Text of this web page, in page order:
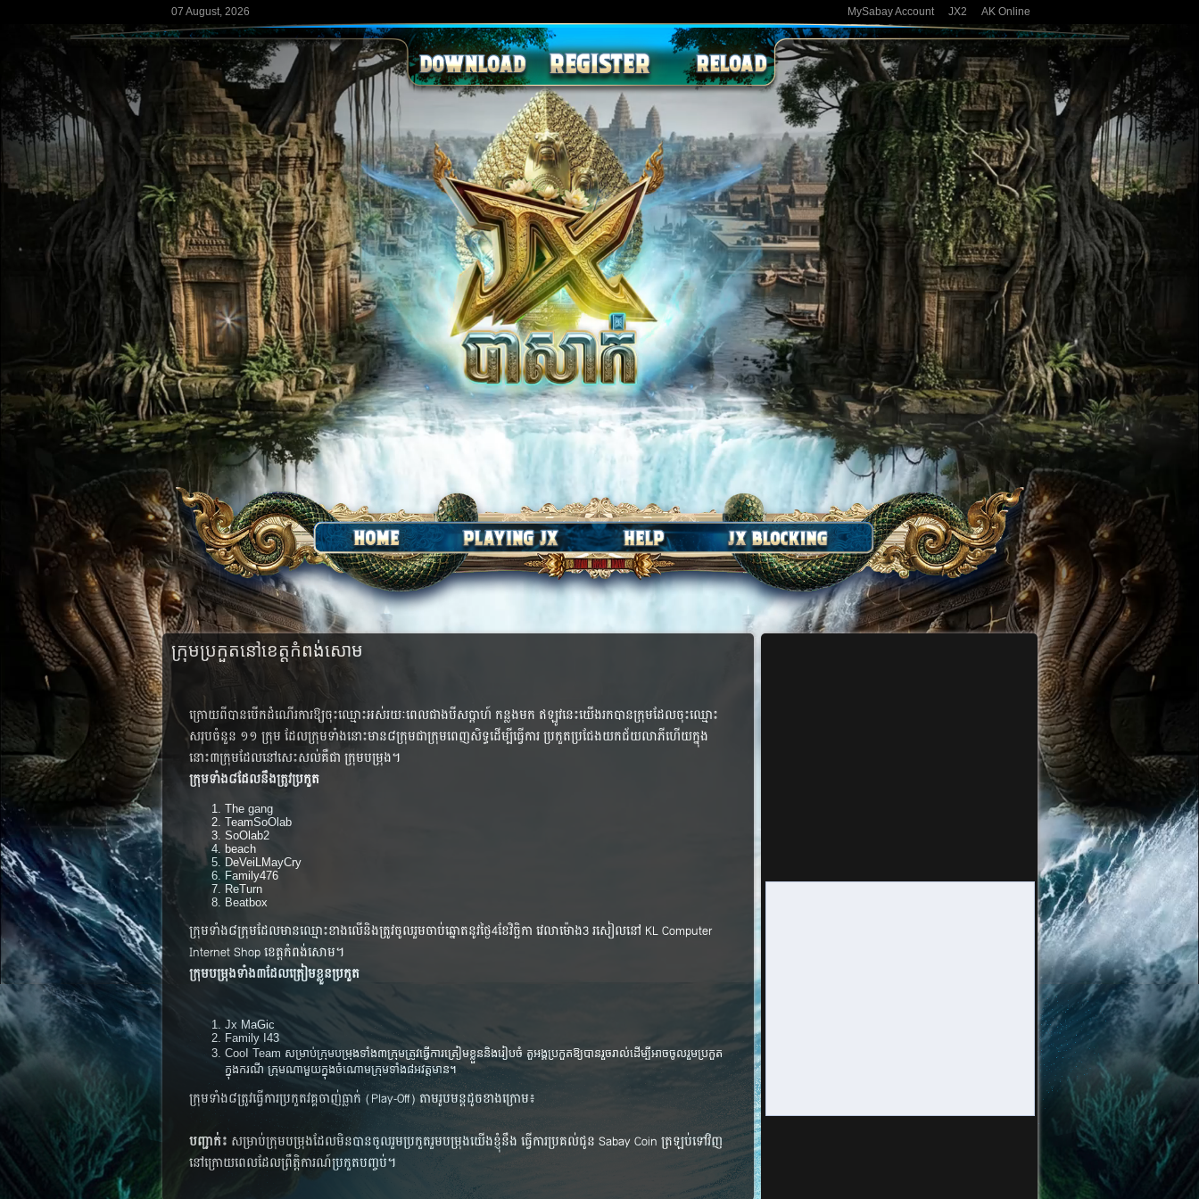
07 August, 2026 MySabay Account JX2 AK Online
ក្រុម​ប្រកួត​នៅ​ខេត្តកំពង់សោម
ក្រោយ​ពី​បាន​បើក​ដំណើរ​ការ​ឱ្យ​ចុះ​ឈ្មោះ​អស់​រយៈ​ពេល​​ជាង​បី​សប្ដាហ៍ ​កន្លង​​មក​ ឥឡូវ​នេះ​​យើង​រក​បាន​ក្រុម​​​ដែល​ចុះ​ឈ្មោះ​
សរុប​ចំនួន​ ១១​ ក្រុម ​ដែល​​ក្រុម​​ទាំង​នោះ​មាន​៨​ក្រុម​ជា​ក្រុម​ពេញ​សិទ្ធ​​ដើម្បី​ធ្វើ​ការ​ ប្រកួត​ប្រជែង​យក​ជ័យ​លាភី​ហើយ​ក្នុង​
នោះ​៣​ក្រុម​ដែល​នៅ​សេះ​សល់​គឺ​ជា​ ក្រុម​បម្រុង​។
ក្រុម​ទាំង​៨​ដែល​​នឹង​ត្រូវ​ប្រកួត​
The gang
TeamSoOlab
SoOlab2
beach
DeVeiLMayCry
Family476
ReTurn
Beatbox
ក្រុម​ទាំង​៨​ក្រុម​ដែល​មាន​ឈ្មោះ​ខាង​លើ​និង​ត្រូវ​ចូល​រួម​ចាប់​ឆ្នោត​នូវ​ថ្ងៃ​4​​ខែ​វិច្ឆិកា​ វេលាម៉ោង​3 រសៀលនៅ KL Computer
Internet Shop ខេត្ត​កំពង់​សោម​។
ក្រុម​​បម្រុង​ទាំង​៣​​ដែល​ត្រៀម​​ខ្លួន​ប្រកួត​
Jx MaGic
Family I43
CooI Team សម្រាប់​ក្រុម​បម្រុង​ទាំង​៣​ក្រុម​ត្រូវ​ធ្វើ​ការ​ត្រៀម​ខ្លួន​និង​​រៀប​ចំ ​តួអង្គ​ប្រកួត​ឱ្យ​បាន​រួច​រាល់​ដើម្បី​​អាច​ចូល​រួម​ប្រកួត​
ក្នុង​ករណី​ ក្រុម​​ណាមួយ​ក្នុង​ចំណោម​ក្រុម​ទាំង៨​អវត្តមាន។
​ក្រុម​ទាំង​៨​ត្រូវ​ធ្វើ​ការ​ប្រកួត​​​វគ្គ​ចាញ់​ធ្លាក់​ (Play-Off) តាម​រូបមន្ដ​ដូច​ខាង​ក្រោម៖
បញ្ជាក់៖ សម្រាប់​ក្រុម​បម្រុង​ដែល​មិន​បាន​ចូល​រួម​ប្រកួត​រួម​បម្រុង​យើង​ខ្ញុំ​នឹង ​ធ្វើ​ការ​ប្រគល់​ជូន​ Sabay Coin ត្រឡប់​ទៅ​វិញ​
នៅ​​ក្រោយ​ពេល​ដែលព្រឹត្តិការណ៍​​ប្រកួត​បញ្ចប់។​